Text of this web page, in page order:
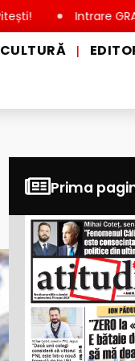
Intrare GRATUITĂ
CULTURĂ |
Prima